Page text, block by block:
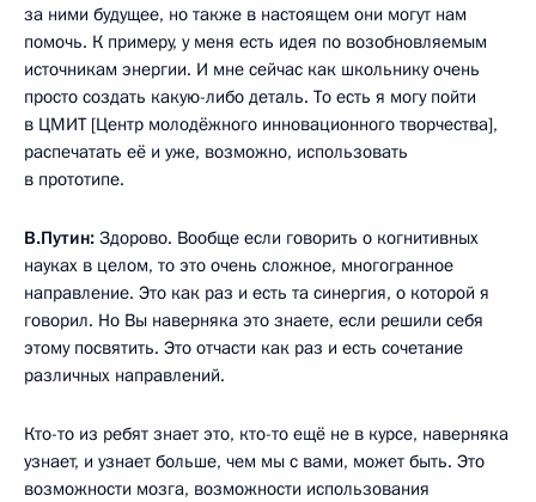
за ними будущее, но также в настоящем они могут нам
помочь. К примеру, у меня есть идея по возобновляемым
источникам энергии. И мне сейчас как школьнику очень
просто создать какую-либо деталь. То есть я могу пойти
в ЦМИТ [Центр молодёжного инновационного творчества],
распечатать её и уже, возможно, использовать
в прототипе.
В.Путин: Здорово. Вообще если говорить о когнитивных
науках в целом, то это очень сложное, многогранное
направление. Это как раз и есть та синергия, о которой я
говорил. Но Вы наверняка это знаете, если решили себя
этому посвятить. Это отчасти как раз и есть сочетание
различных направлений.
Кто-то из ребят знает это, кто-то ещё не в курсе, наверняка
узнает, и узнает больше, чем мы с вами, может быть. Это
возможности мозга, возможности использования